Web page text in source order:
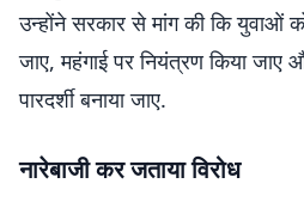
उन्होंने सरकार से मांग की कि युवाओं
जाए, महंगाई पर नियंत्रण किया जाए
पारदर्शी बनाया जाए.
नारेबाजी कर जताया विरोध